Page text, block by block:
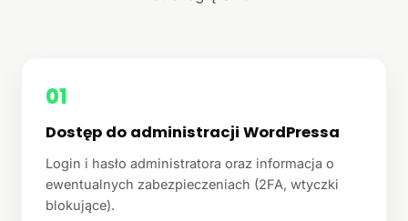
01
Dostęp do administracji WordPressa
Login i hasło administratora oraz informacja o
ewentualnych zabezpieczeniach (2FA, wtyczki
blokujące).